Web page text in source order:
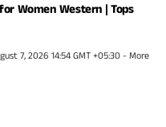
Women Western | Tops
7, 2026 14:54 GMT +05:30 -More